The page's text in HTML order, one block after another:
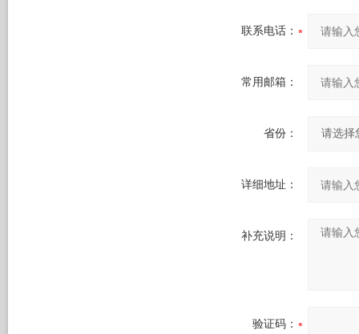
联系电话：
常用邮箱：
省份：
详细地址：
补充说明：
验证码：